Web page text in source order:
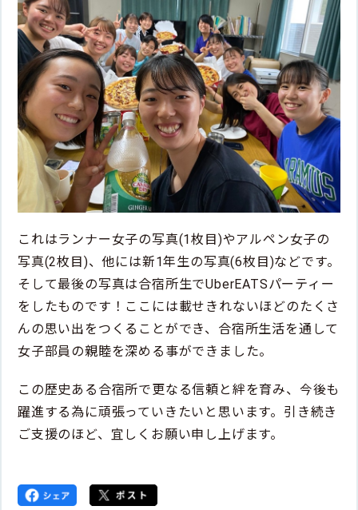
これはランナー女子の写真(1枚目)やアルペン女子の
写真(2枚目)、他には新1年生の写真(6枚目)などです。
そして最後の写真は合宿所生でUberEATSパーティー
をしたものです！ここには載せきれないほどのたくさ
んの思い出をつくることができ、合宿所生活を通して
女子部員の親睦を深める事ができました。
この歴史ある合宿所で更なる信頼と絆を育み、今後も
躍進する為に頑張っていきたいと思います。引き続き
ご支援のほど、宜しくお願い申し上げます。